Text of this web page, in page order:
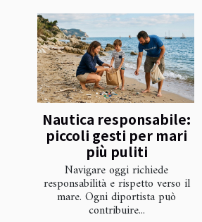
Nautica responsabile:
piccoli gesti per mari
più puliti
Navigare oggi richiede
responsabilità e rispetto verso il
mare. Ogni diportista può
contribuire...